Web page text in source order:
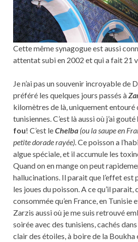
Cette même synagogue est aussi
attentat subi en 2002 et qui a fait 21
Je n’ai pas un souvenir incroyable de
préféré les quelques jours passés à
kilomètres de là, uniquement entouré
tunisiennes. C’est là aussi où j’ai gouté
fou! C’est leChelba (ou la saupe en
petite dorade rayée). Ce poisson a
algue spéciale, et il accumule les
Quand on en mange on peut
hallucinations. Il parait que l’effet est
les joues du poisson. A ce qu’il parait,
consommée qu’en France, en Tunisie
Zarzis aussi où je me suis retrouvé
soirée avec des tunisiens, cachés
clair des étoiles, à boire de la Boukha